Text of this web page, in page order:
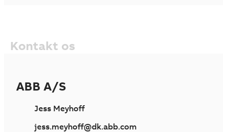
Kontakt os
ABB A/S
Jess Meyhoff
jess.meyhoff@dk.abb.com